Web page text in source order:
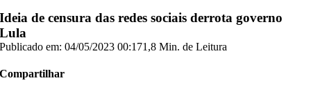
Ideia de censura das redes sociais derrota governo
Lula
Publicado em: 04/05/2023 00:171,8 Min. de Leitura
Compartilhar